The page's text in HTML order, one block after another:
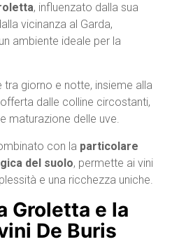
, influenzato dalla sua
vicinanza al Garda,
ambiente ideale per la
tra giorno e notte, insieme alla
offerta dalle colline circostanti,
maturazione delle uve.
con la particolare
del suolo, permette ai vini
e una ricchezza uniche.
Groletta e la
De Buris